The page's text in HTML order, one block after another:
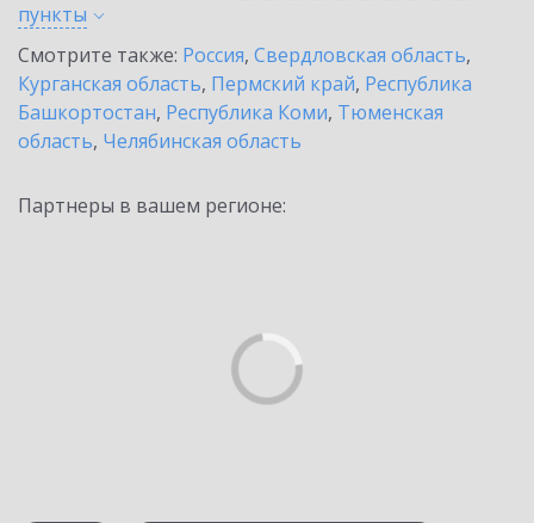
пункты
Смотрите также: Россия, Свердловская область,
Курганская область, Пермский край, Республика
Башкортостан, Республика Коми, Тюменская
область, Челябинская область
Партнеры в вашем регионе: